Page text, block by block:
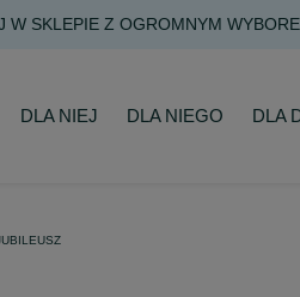
DARMOWA DOSTAWA JUŻ OD
DLA NIEJ DLA NIEGO DLA